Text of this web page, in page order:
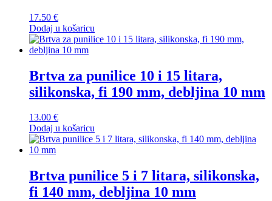
17.50 €
Dodaj u košaricu
Brtva za punilice 10 i 15 litara,
silikonska, fi 190 mm, debljina 10 mm
13.00 €
Dodaj u košaricu
Brtva punilice 5 i 7 litara, silikonska,
fi 140 mm, debljina 10 mm